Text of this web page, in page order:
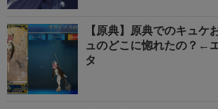
【原典】原典でのキュケ
ュのどこに惚れたの？←
タ